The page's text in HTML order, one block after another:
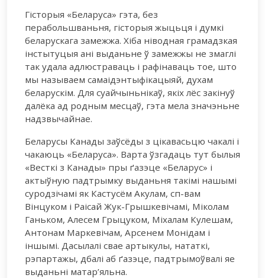
Гісторыя «Беларуса» гэта, без
перабольшваньня, гісторыя жыцьця і думкі
беларускага замежжа. Хіба ніводная грамадзкая
інстытуцыя ані выданьне ў замежжы не змаглі
так удала адлюстраваць і рафінаваць тое, што
мы называем самаідэнтыфікацыяй, духам
беларускім. Для суайчыньнікаў, якіх лёс закінуў
далёка ад родным месцаў, гэта мела значэньне
надзвычайнае.
Беларусы Канады заўсёды з цікавасьцю чакалі і
чакаюць «Беларуса». Варта ўзгадаць тут былыя
«Весткі з Канады» пры ґазэце «Беларус» і
актыўную падтрымку выданьня такімі нашымі
суродзічамі як Кастусём Акулам, сп-вам
Вінцуком і Раісай Жук-Грышкевічамі, Міколам
Ганьком, Алесем Грыцуком, Міхалам Кулешам,
Антонам Маркевічам, Арсенем Монідам і
іншымі. Дасылалі свае артыкулы, нататкі,
рэпартажы, дбалі аб ґазэце, падтрымоўвалі яе
выданьні матар’яльна.